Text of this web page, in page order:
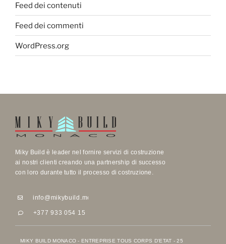
Feed dei contenuti
Feed dei commenti
WordPress.org
Miky Build è leader nel fornire servizi di costruzione
ai nostri clienti creando una partnership di successo
con loro durante tutto il processo di costruzione.
info@mikybuild.mc
+377 933 054 15
+377 933 054 15
MIKY BUILD MONACO - ENTREPRISE TOUS CORPS D'ETAT - 25